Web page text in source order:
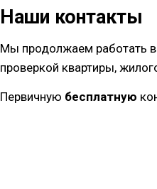
Наши контакты
Мы продолжаем работать
проверкой квартиры,
Первичную бесплатную